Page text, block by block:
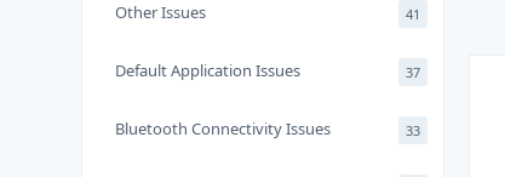
Other Issues 41
Default Application Issues 37
Bluetooth Connectivity Issues 33